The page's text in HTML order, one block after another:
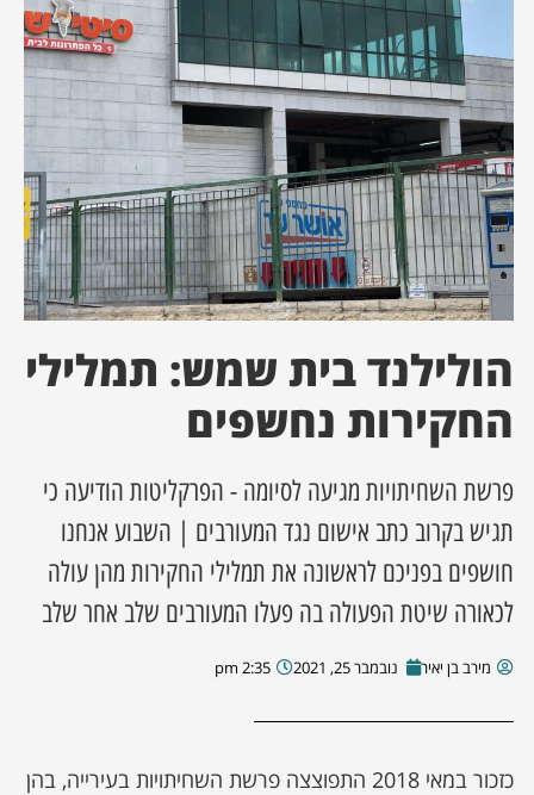
מסע מלחמה
השבוע
מקומית
עסקים
הולילנד בית שמש: תמלילי
החקירות נחשפים
פרשת השחיתויות מגיעה לסיומה - הפרקליטות הודיעה כי
תגיש בקרוב כתב אישום נגד המעורבים | השבוע אנחנו
חושפים בפניכם לראשונה את תמלילי החקירות מהן עולה
לכאורה שיטת הפעולה בה פעלו המעורבים שלב אחר שלב
מירב בן יאיר נובמבר 25, 2021 2:35 pm
כזכור במאי 2018 התפוצצה פרשת השחיתויות בעירייה, בהן